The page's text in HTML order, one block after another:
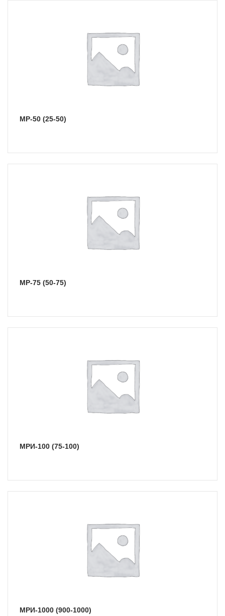
МР-50 (25-50)
МР-75 (50-75)
МРИ-100 (75-100)
МРИ-1000 (900-1000)